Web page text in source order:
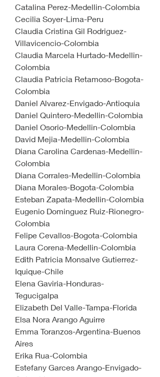
Catalina Perez-Medellin-Colombia
Cecilia Soyer-Lima-Peru
Claudia Cristina Gil Rodriguez-
Villavicencio-Colombia
Claudia Marcela Hurtado-Medellin-
Colombia
Claudia Patricia Retamoso-Bogota-
Colombia
Daniel Alvarez-Envigado-Antioquia
Daniel Quintero-Medellin-Colombia
Daniel Osorio-Medellin-Colombia
David Mejia-Medellin-Colombia
Diana Carolina Cardenas-Medellin-
Colombia
Diana Corrales-Medellin-Colombia
Diana Morales-Bogota-Colombia
Esteban Zapata-Medellin-Colombia
Eugenio Dominguez Ruiz-Rionegro-
Colombia
Felipe Cevallos-Bogota-Colombia
Laura Corena-Medellin-Colombia
Edith Patricia Monsalve Gutierrez-
Iquique-Chile
Elena Gaviria-Honduras-
Tegucigalpa
Elizabeth Del Valle-Tampa-Florida
Elsa Nora Arango Aguirre
Emma Toranzos-Argentina-Buenos
Aires
Erika Rua-Colombia
Estefany Garces Arango-Envigado-